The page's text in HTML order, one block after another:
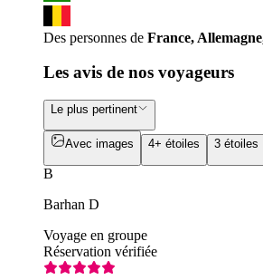
Des personnes de France,
Les avis de nos voyageurs
Le plus pertinent
Avec images 4+ étoiles 3 étoiles
B
Barhan D
Voyage en groupe
Réservation vérifiée